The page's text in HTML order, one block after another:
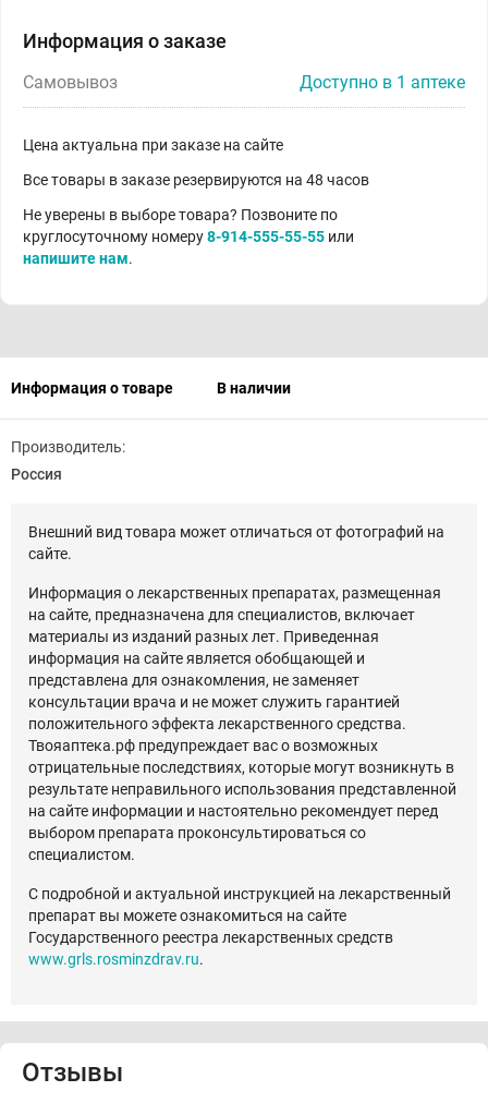
Информация о заказе
Самовывоз Доступно в 1 аптеке
Цена актуальна при заказе на сайте
Все товары в заказе резервируются на 48 часов
Не уверены в выборе товара? Позвоните по
круглосуточному номеру8-914-555-55-55 или
напишите нам.
Информация о товаре В наличии
Производитель:
Россия
Внешний вид товара может отличаться от фотографий на
сайте.
Информация о лекарственных препаратах, размещенная
на сайте, предназначена для специалистов, включает
материалы из изданий разных лет. Приведенная
информация на сайте является обобщающей и
представлена для ознакомления, не заменяет
консультации врача и не может служить гарантией
положительного эффекта лекарственного средства.
Твояаптека.рф предупреждает вас о возможных
отрицательные последствиях, которые могут возникнуть в
результате неправильного использования представленной
на сайте информации и настоятельно рекомендует перед
выбором препарата проконсультироваться со
специалистом.
С подробной и актуальной инструкцией на лекарственный
препарат вы можете ознакомиться на сайте
Государственного реестра лекарственных средств
www.grls.rosminzdrav.ru.
Отзывы